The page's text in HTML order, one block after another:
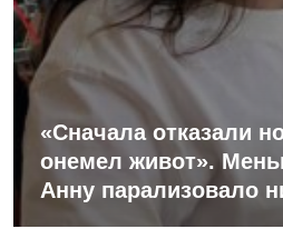
«Сначала отказали
онемел живот».
Анну парализовало